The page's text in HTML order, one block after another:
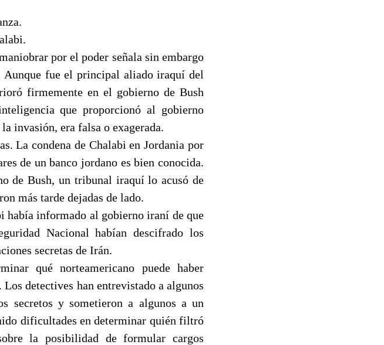
por el poder señala sin embargo
fue el principal aliado iraquí del
firmemente en el gobierno de Bush
que proporcionó al gobierno
invasión, era falsa o exagerada.
La condena de Chalabi en Jordania por
de un banco jordano es bien conocida.
de Bush, un tribunal iraquí lo acusó de
más tarde dejadas de lado.
había informado al gobierno iraní de que
Nacional habían descifrado los
secretas de Irán.
qué norteamericano puede haber
detectives han entrevistado a algunos
secretos y sometieron a algunos a un
dificultades en determinar quién filtró
la posibilidad de formular cargos